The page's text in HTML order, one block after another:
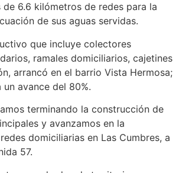
6.6 kilómetros de redes para la
de sus aguas servidas.
que incluye colectores
ramales domiciliarios, cajetines
arrancó en el barrio Vista Hermosa;
avance del 80%.
terminando la construcción de
y avanzamos en la
domiciliarias en Las Cumbres, a
57.